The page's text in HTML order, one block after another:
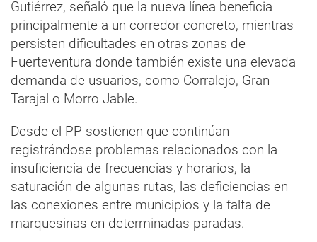
Gutiérrez, señaló que la nueva línea beneficia
principalmente a un corredor concreto, mientras
persisten dificultades en otras zonas de
Fuerteventura donde también existe una elevada
demanda de usuarios, como Corralejo, Gran
Tarajal o Morro Jable.
Desde el PP sostienen que continúan
registrándose problemas relacionados con la
insuficiencia de frecuencias y horarios, la
saturación de algunas rutas, las deficiencias en
las conexiones entre municipios y la falta de
marquesinas en determinadas paradas.